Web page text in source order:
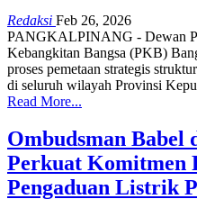
Redaksi Feb 26, 2026
PANGKALPINANG - Dewan
Kebangkitan Bangsa (PKB)
proses pemetaan strategis
di seluruh wilayah Provinsi
Read More...
Ombudsman Babel
Perkuat Komitmen
Pengaduan Listrik